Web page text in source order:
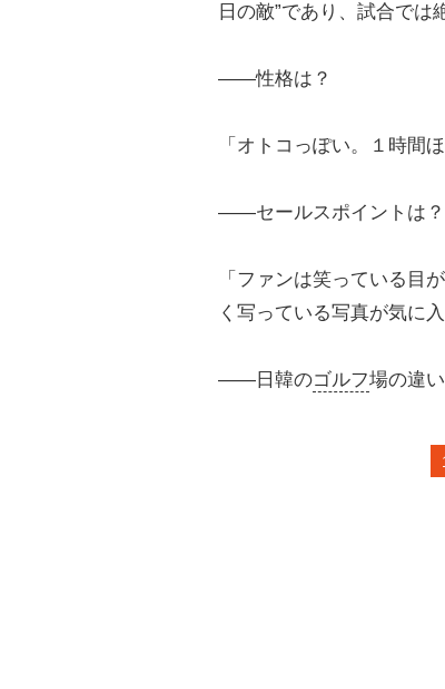
日の敵”であり、試合では
――性格は？
「オトコっぽい。１時間
――セールスポイントは？
「ファンは笑っている目
く写っている写真が気に入
――日韓のゴルフ場の違